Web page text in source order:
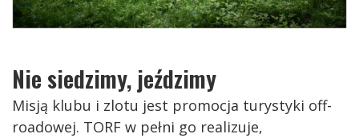
Nie siedzimy, jeździmy
Misją klubu i zlotu jest promocja turystyki off-
roadowej. TORF w pełni go realizuje,